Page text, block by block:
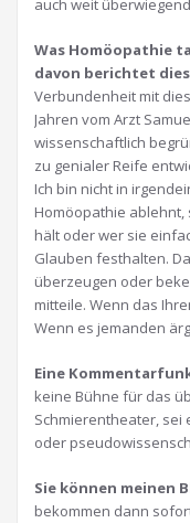
auch weit
Was Homöopathie
davon berichtet
Verbundenheit mit
Jahren vom Arzt
wissenschaftlich
zu genialer Reife
Ich bin nicht in
Homöopathie
hält oder wer sie
Glauben festhalten.
überzeugen oder
mitteile. Wenn das
Wenn es jemanden
Eine
keine Bühne für das
Schmierentheater,
oder
Sie können meinen
bekommen dann